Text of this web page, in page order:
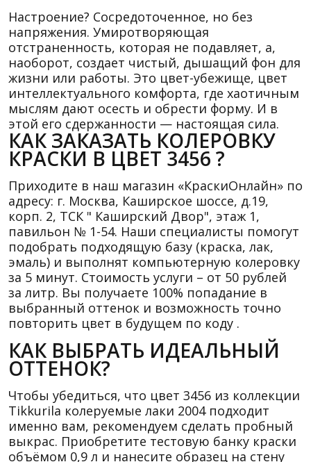
Настроение? Сосредоточенное, но без
напряжения. Умиротворяющая
отстраненность, которая не подавляет, а,
наоборот, создает чистый, дышащий фон для
жизни или работы. Это цвет-убежище, цвет
интеллектуального комфорта, где хаотичным
мыслям дают осесть и обрести форму. И в
этой его сдержанности — настоящая сила.
КАК ЗАКАЗАТЬ КОЛЕРОВКУ
КРАСКИ В ЦВЕТ 3456 ?
Приходите в наш магазин «КраскиОнлайн» по
адресу: г. Москва, Каширское шоссе, д.19,
корп. 2, ТСК " Каширский Двор", этаж 1,
павильон № 1-54. Наши специалисты помогут
подобрать подходящую базу (краска, лак,
эмаль) и выполнят компьютерную колеровку
за 5 минут. Стоимость услуги – от 50 рублей
за литр. Вы получаете 100% попадание в
выбранный оттенок и возможность точно
повторить цвет в будущем по коду .
КАК ВЫБРАТЬ ИДЕАЛЬНЫЙ
ОТТЕНОК?
Чтобы убедиться, что цвет 3456 из коллекции
Tikkurila колеруемые лаки 2004 подходит
именно вам, рекомендуем сделать пробный
выкрас. Приобретите тестовую банку краски
объёмом 0,9 л и нанесите образец на стену